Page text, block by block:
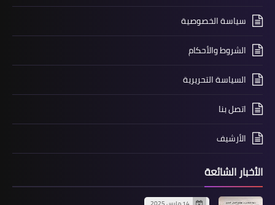
سياسة الخصوصية
الشروط والأحكام
السياسة التحريرية
اتصل بنا
الأرشيف
الأخبار الشائعة